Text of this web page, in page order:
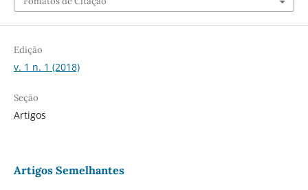
Edição
v. 1 n. 1 (2018)
Seção
Artigos
Artigos Semelhantes